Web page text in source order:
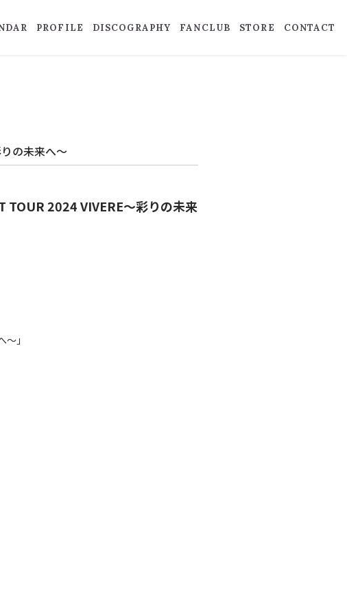
PROFILE DISCOGRAPHY FANCLUB STORE CONTACT
の未来へ～
TOUR 2024 VIVERE～彩りの未来
」